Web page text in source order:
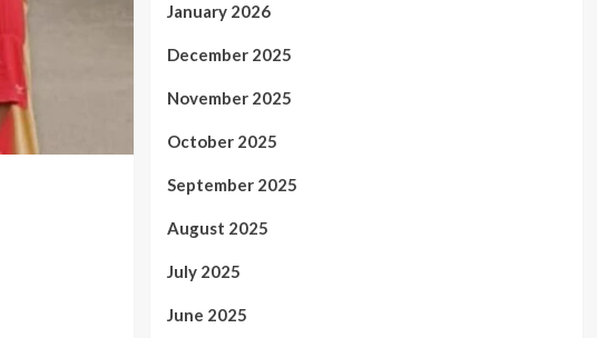
January 2026
December 2025
November 2025
October 2025
September 2025
August 2025
July 2025
June 2025